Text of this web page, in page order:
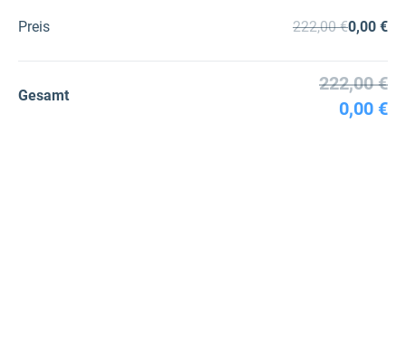
Preis 222,00 €0,00 €
Gesamt
222,00 €
0,00 €